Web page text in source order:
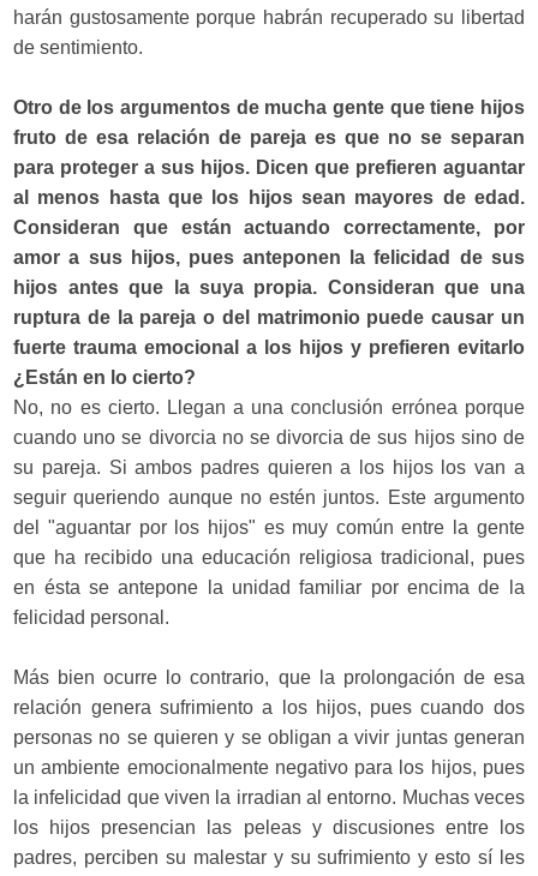
harán gustosamente porque habrán recuperado su libertad
de sentimiento.
Otro de los argumentos de mucha gente que tiene hijos
fruto de esa relación de pareja es que no se separan
para proteger a sus hijos. Dicen que prefieren aguantar
al menos hasta que los hijos sean mayores de edad.
Consideran que están actuando correctamente, por
amor a sus hijos, pues anteponen la felicidad de sus
hijos antes que la suya propia. Consideran que una
ruptura de la pareja o del matrimonio puede causar un
fuerte trauma emocional a los hijos y prefieren evitarlo
¿Están en lo cierto?
No, no es cierto. Llegan a una conclusión errónea porque
cuando uno se divorcia no se divorcia de sus hijos sino de
su pareja. Si ambos padres quieren a los hijos los van a
seguir queriendo aunque no estén juntos. Este argumento
del "aguantar por los hijos" es muy común entre la gente
que ha recibido una educación religiosa tradicional, pues
en ésta se antepone la unidad familiar por encima de la
felicidad personal.
Más bien ocurre lo contrario, que la prolongación de esa
relación genera sufrimiento a los hijos, pues cuando dos
personas no se quieren y se obligan a vivir juntas generan
un ambiente emocionalmente negativo para los hijos, pues
la infelicidad que viven la irradian al entorno. Muchas veces
los hijos presencian las peleas y discusiones entre los
padres, perciben su malestar y su sufrimiento y esto sí les